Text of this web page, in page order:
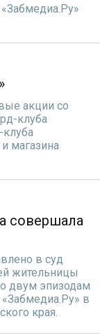
акции со
клуба
клуба
магазина
совершала
в суд
жительницы
двум эпизодам
в
края.